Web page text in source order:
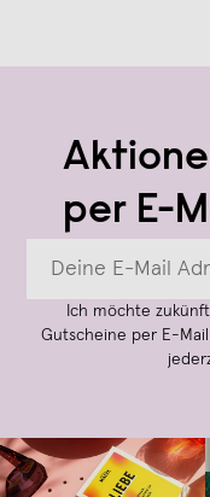
per E-
Ich möchte
Gutscheine per E-